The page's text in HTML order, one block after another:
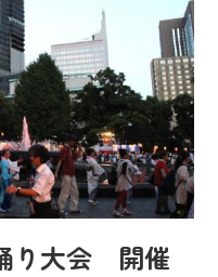
り大会 開催